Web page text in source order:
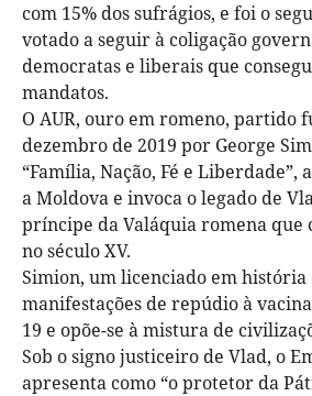
com 15% dos sufrágios, e foi o
votado a seguir à coligação
democratas e liberais que
mandatos.
O AUR, ouro em romeno, partido
dezembro de 2019 por George
“Família, Nação, Fé e Liberdade”,
a Moldova e invoca o legado de
príncipe da Valáquia romena que
no século XV.
Simion, um licenciado em história
manifestações de repúdio à
19 e opõe-se à mistura de
Sob o signo justiceiro de Vlad, o
apresenta como “o protetor da